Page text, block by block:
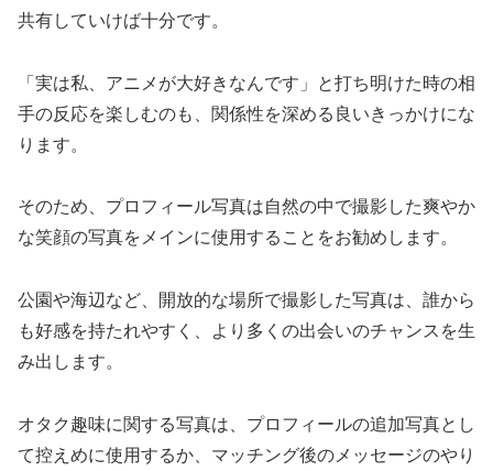
共有していけば十分です。
「実は私、アニメが大好きなんです」と打ち明けた時の相
手の反応を楽しむのも、関係性を深める良いきっかけにな
ります。
そのため、プロフィール写真は自然の中で撮影した爽やか
な笑顔の写真をメインに使用することをお勧めします。
公園や海辺など、開放的な場所で撮影した写真は、誰から
も好感を持たれやすく、より多くの出会いのチャンスを生
み出します。
オタク趣味に関する写真は、プロフィールの追加写真とし
て控えめに使用するか、マッチング後のメッセージのやり